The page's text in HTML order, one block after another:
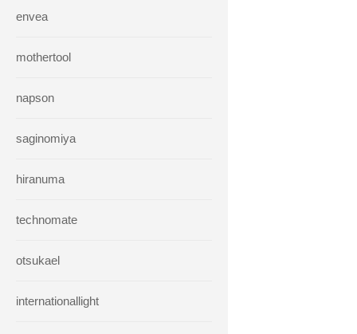
envea
mothertool
napson
saginomiya
hiranuma
technomate
otsukael
internationallight